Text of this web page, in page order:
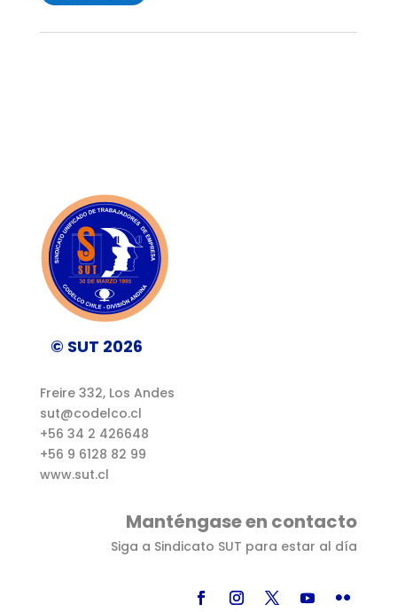
© SUT 2026
Freire 332, Los Andes
sut@codelco.cl
+56 34 2 426648
+56 9 6128 82 99
www.sut.cl
Manténgase en contacto
Siga a Sindicato SUT para estar al día